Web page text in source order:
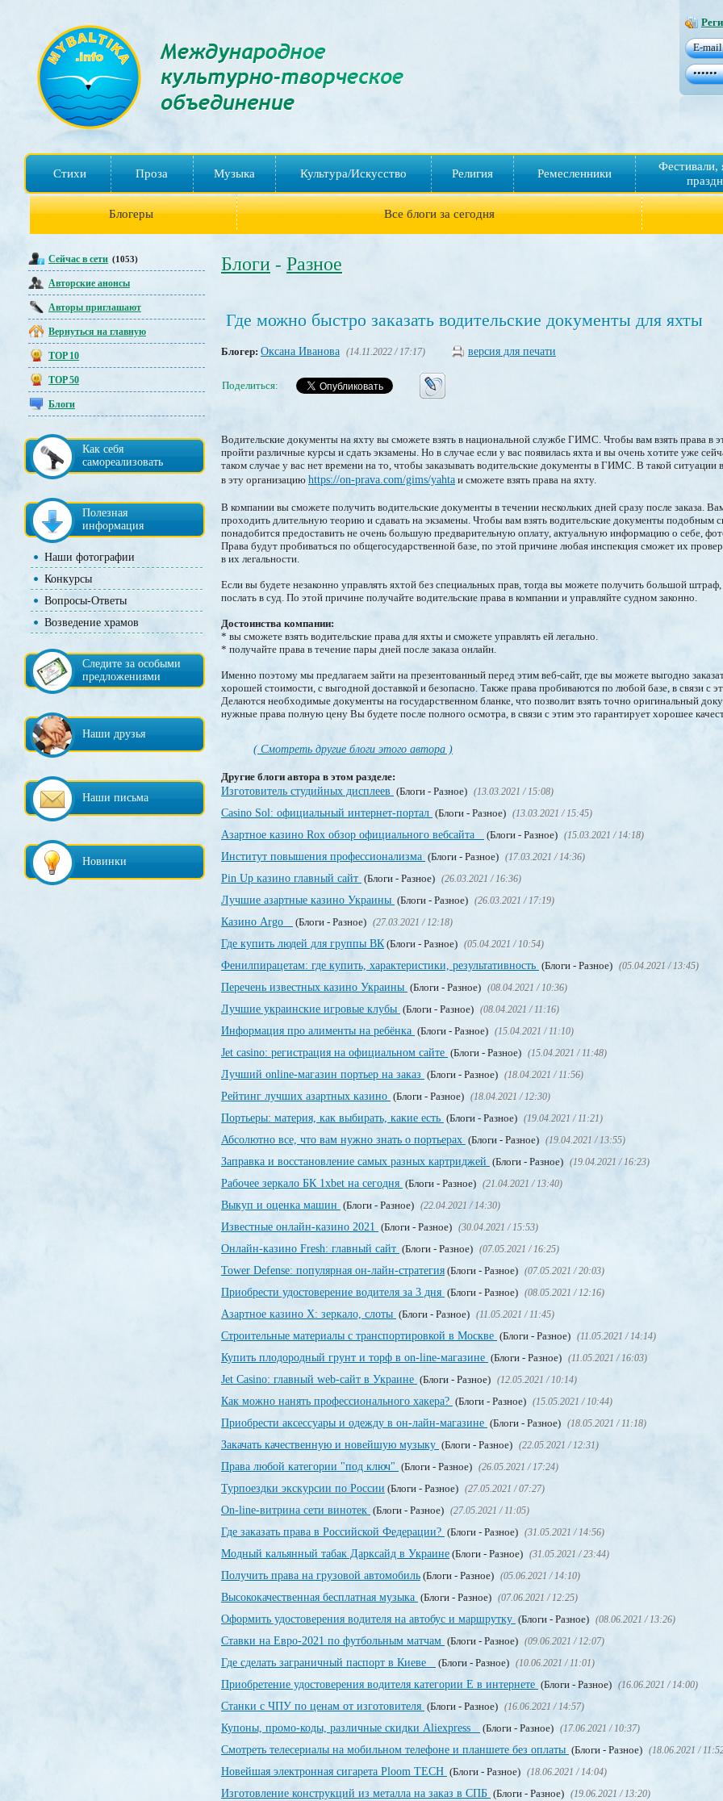
Стихи Проза Музыка Культура/Искусство Религия Ремесленники
Фестивали,
Блогеры Все блоги за сегодня
Сейчас в сети (1053)
Авторские анонсы
Авторы приглашают
Вернуться на главную
TOP 10
TOP 50
Блоги
Как себя
самореализовать
Полезная
информация
Наши фотографии
Конкурсы
Вопросы-Ответы
Возведение храмов
Следите за особыми
предложениями
Наши друзья
Наши письма
Новинки
Блоги - Разное
Где можно быстро заказать водительские документы для яхты
Блогер: Оксана Иванова (14.11.2022 / 17:17) версия для печати
Поделиться:
Водительские документы на яхту вы сможете взять в национальной службе ГИМС. Чтобы вам взять права в
пройти различные курсы и сдать экзамены. Но в случае если у вас появилась яхта и вы очень хотите уже
таком случае у вас нет времени на то, чтобы заказывать водительские документы в ГИМС. В такой ситуации
в эту организацию https://on-prava.com/gims/yahta и сможете взять права на яхту.
В компании вы сможете получить водительские документы в течении нескольких дней сразу после заказа.
проходить длительную теорию и сдавать на экзамены. Чтобы вам взять водительские документы подобным
понадобится предоставить не очень большую предварительную оплату, актуальную информацию о себе,
Права будут пробиваться по общегосударственной базе, по этой причине любая инспекция сможет их
в их легальности.
Если вы будете незаконно управлять яхтой без специальных прав, тогда вы можете получить большой
послать в суд. По этой причине получайте водительские права в компании и управляйте судном законно.
Достоинства компании:
* вы сможете взять водительские права для яхты и сможете управлять ей легально.
* получайте права в течение пары дней после заказа онлайн.
Именно поэтому мы предлагаем зайти на презентованный перед этим веб-сайт, где вы можете выгодно
хорошей стоимости, с выгодной доставкой и безопасно. Также права пробиваются по любой базе, в связи с
Делаются необходимые документы на государственном бланке, что позволит взять точно оригинальный
нужные права полную цену Вы будете после полного осмотра, в связи с этим это гарантирует хорошее
( Смотреть другие блоги этого автора )
Другие блоги автора в этом разделе:
Изготовитель студийных дисплеев (Блоги - Разное) (13.03.2021 / 15:08)
Casino Sol: официальный интернет-портал (Блоги - Разное) (13.03.2021 / 15:45)
Азартное казино Rox обзор официального вебсайта (Блоги - Разное) (15.03.2021 / 14:18)
Институт повышения профессионализма (Блоги - Разное) (17.03.2021 / 14:36)
Pin Up казино главный сайт (Блоги - Разное) (26.03.2021 / 16:36)
Лучшие азартные казино Украины (Блоги - Разное) (26.03.2021 / 17:19)
Казино Argo (Блоги - Разное) (27.03.2021 / 12:18)
Где купить людей для группы ВК(Блоги - Разное) (05.04.2021 / 10:54)
Фенилпирацетам: где купить, характеристики, результативность (Блоги - Разное) (05.04.2021 / 13:45)
Перечень известных казино Украины (Блоги - Разное) (08.04.2021 / 10:36)
Лучшие украинские игровые клубы (Блоги - Разное) (08.04.2021 / 11:16)
Информация про алименты на ребёнка (Блоги - Разное) (15.04.2021 / 11:10)
Jet casino: регистрация на официальном сайте (Блоги - Разное) (15.04.2021 / 11:48)
Лучший online-магазин портьер на заказ (Блоги - Разное) (18.04.2021 / 11:56)
Рейтинг лучших азартных казино (Блоги - Разное) (18.04.2021 / 12:30)
Портьеры: материя, как выбирать, какие есть (Блоги - Разное) (19.04.2021 / 11:21)
Абсолютно все, что вам нужно знать о портьерах (Блоги - Разное) (19.04.2021 / 13:55)
Заправка и восстановление самых разных картриджей (Блоги - Разное) (19.04.2021 / 16:23)
Рабочее зеркало БК 1xbet на сегодня (Блоги - Разное) (21.04.2021 / 13:40)
Выкуп и оценка машин (Блоги - Разное) (22.04.2021 / 14:30)
Известные онлайн-казино 2021 (Блоги - Разное) (30.04.2021 / 15:53)
Онлайн-казино Fresh: главный сайт (Блоги - Разное) (07.05.2021 / 16:25)
Tower Defense: популярная он-лайн-стратегия (Блоги - Разное) (07.05.2021 / 20:03)
Приобрести удостоверение водителя за 3 дня (Блоги - Разное) (08.05.2021 / 12:16)
Азартное казино X: зеркало, слоты (Блоги - Разное) (11.05.2021 / 11:45)
Строительные материалы с транспортировкой в Москве (Блоги - Разное) (11.05.2021 / 14:14)
Купить плодородный грунт и торф в on-line-магазине (Блоги - Разное) (11.05.2021 / 16:03)
Jet Сasino: главный web-сайт в Украине (Блоги - Разное) (12.05.2021 / 10:14)
Как можно нанять профессионального хакера? (Блоги - Разное) (15.05.2021 / 10:44)
Приобрести аксессуары и одежду в он-лайн-магазине (Блоги - Разное) (18.05.2021 / 11:18)
Закачать качественную и новейшую музыку (Блоги - Разное) (22.05.2021 / 12:31)
Права любой категории "под ключ" (Блоги - Разное) (26.05.2021 / 17:24)
Турпоездки экскурсии по России (Блоги - Разное) (27.05.2021 / 07:27)
On-line-витрина сети винотек (Блоги - Разное) (27.05.2021 / 11:05)
Где заказать права в Российской Федерации? (Блоги - Разное) (31.05.2021 / 14:56)
Модный кальянный табак Дарксайд в Украине (Блоги - Разное) (31.05.2021 / 23:44)
Получить права на грузовой автомобиль (Блоги - Разное) (05.06.2021 / 14:10)
Высококачественная бесплатная музыка (Блоги - Разное) (07.06.2021 / 12:25)
Оформить удостоверения водителя на автобус и маршрутку (Блоги - Разное) (08.06.2021 / 13:26)
Ставки на Евро-2021 по футбольным матчам (Блоги - Разное) (09.06.2021 / 12:07)
Где сделать заграничный паспорт в Киеве (Блоги - Разное) (10.06.2021 / 11:01)
Приобретение удостоверения водителя категории Е в интернете (Блоги - Разное) (16.06.2021 / 14:00)
Станки с ЧПУ по ценам от изготовителя (Блоги - Разное) (16.06.2021 / 14:57)
Купоны, промо-коды, различные скидки Aliexpress (Блоги - Разное) (17.06.2021 / 10:37)
Смотреть телесериалы на мобильном телефоне и планшете без оплаты (Блоги - Разное) (18.06.2021 /
Новейшая электронная сигарета Ploom TECH (Блоги - Разное) (18.06.2021 / 14:04)
Изготовление конструкций из металла на заказ в СПБ (Блоги - Разное) (19.06.2021 / 13:20)